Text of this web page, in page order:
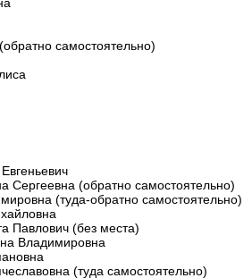
самостоятельно)
Сергеевна (обратно самостоятельно)
(туда-обратно самостоятельно)
Павлович (без места)
Владимировна
(туда самостоятельно)